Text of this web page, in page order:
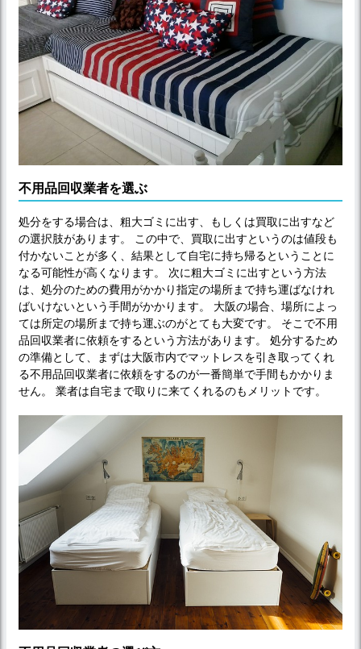
不用品回収業者を選ぶ
処分をする場合は、粗大ゴミに出す、もしくは買取に出すなど
の選択肢があります。 この中で、買取に出すというのは値段も
付かないことが多く、結果として自宅に持ち帰るということに
なる可能性が高くなります。 次に粗大ゴミに出すという方法
は、処分のための費用がかかり指定の場所まで持ち運ばなけれ
ばいけないという手間がかかります。 大阪の場合、場所によっ
ては所定の場所まで持ち運ぶのがとても大変です。 そこで不用
品回収業者に依頼をするという方法があります。 処分するため
の準備として、まずは大阪市内でマットレスを引き取ってくれ
る不用品回収業者に依頼をするのが一番簡単で手間もかかりま
せん。 業者は自宅まで取りに来てくれるのもメリットです。